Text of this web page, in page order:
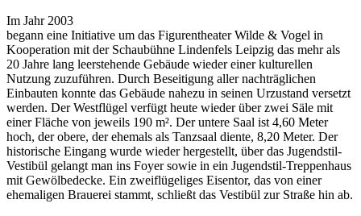
Im Jahr 2003
begann eine Initiative um das Figurentheater Wilde & Vogel in
Kooperation mit der Schaubühne Lindenfels Leipzig das mehr als
20 Jahre lang leerstehende Gebäude wieder einer kulturellen
Nutzung zuzuführen. Durch Beseitigung aller nachträglichen
Einbauten konnte das Gebäude nahezu in seinen Urzustand versetzt
werden. Der Westflügel verfügt heute wieder über zwei Säle mit
einer Fläche von jeweils 190 m². Der untere Saal ist 4,60 Meter
hoch, der obere, der ehemals als Tanzsaal diente, 8,20 Meter. Der
historische Eingang wurde wieder hergestellt, über das Jugendstil-
Vestibül gelangt man ins Foyer sowie in ein Jugendstil-Treppenhaus
mit Gewölbedecke. Ein zweiflügeliges Eisentor, das von einer
ehemaligen Brauerei stammt, schließt das Vestibül zur Straße hin ab.